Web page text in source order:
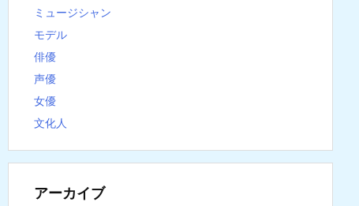
ミュージシャン
モデル
俳優
声優
女優
文化人
アーカイブ